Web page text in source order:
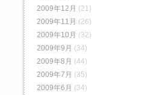
2009年12月 (21)
2009年11月 (26)
2009年10月 (32)
2009年9月 (34)
2009年8月 (44)
2009年7月 (35)
2009年6月 (34)